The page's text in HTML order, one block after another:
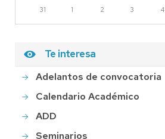
31
1 2 3 4
Te interesa
Adelantos de convocatoria
Calendario Académico
ADD
Seminarios